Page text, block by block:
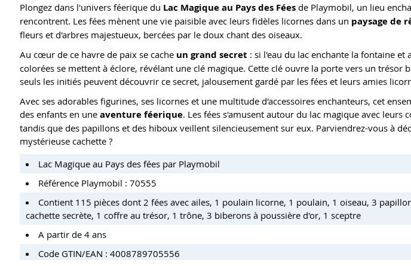
Plongez dans l'univers féerique du Lac Magique au Pays des Fées de Playmobil, un lieu
rencontrent. Les fées mènent une vie paisible avec leurs fidèles licornes dans un paysage de
fleurs et d'arbres majestueux, bercées par le doux chant des oiseaux.
Au cœur de ce havre de paix se cache un grand secret : si l'eau du lac enchante la fontaine et
colorées se mettent à éclore, révélant une clé magique. Cette clé ouvre la porte vers un trésor
seuls les initiés peuvent découvrir ce secret, jalousement gardé par les fées et leurs amies
Avec ses adorables figurines, ses licornes et une multitude d'accessoires enchanteurs, cet
des enfants en une aventure féerique. Les fées s'amusent autour du lac magique avec leurs
tandis que des papillons et des hiboux veillent silencieusement sur eux. Parviendrez-vous à
mystérieuse cachette ?
Lac Magique au Pays des fées par Playmobil
Référence Playmobil : 70555
Contient 115 pièces dont 2 fées avec ailes, 1 poulain licorne, 1 poulain, 1 oiseau, 3
cachette secrète, 1 coffre au trésor, 1 trône, 3 biberons à poussière d'or, 1 sceptre
A partir de 4 ans
Code GTIN/EAN : 4008789705556